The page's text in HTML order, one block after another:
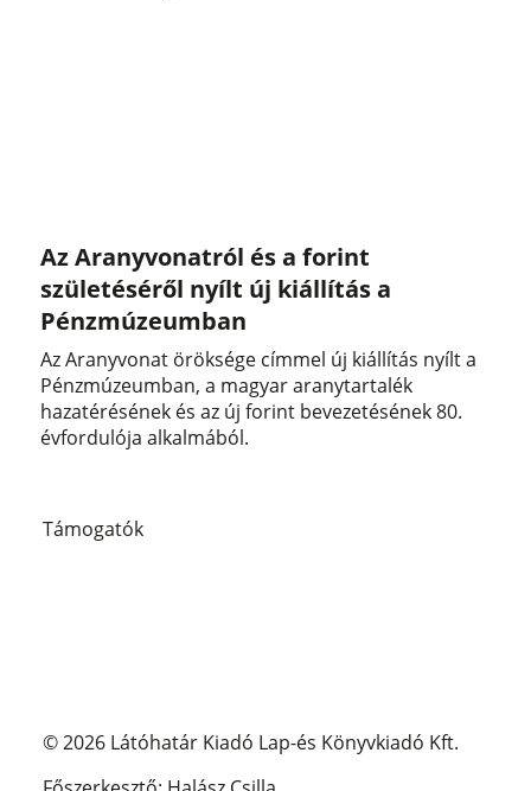
Az Aranyvonatról és a forint
születéséről nyílt új kiállítás a
Pénzmúzeumban
Az Aranyvonat öröksége címmel új kiállítás nyílt a
Pénzmúzeumban, a magyar aranytartalék
hazatérésének és az új forint bevezetésének 80.
évfordulója alkalmából.
Támogatók
© 2026 Látóhatár Kiadó Lap-és Könyvkiadó Kft.